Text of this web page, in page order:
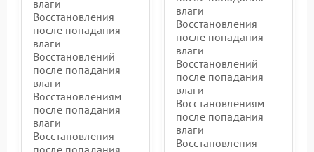
влаги
Восстановления
после попадания
влаги
Восстановлений
после попадания
влаги
Восстановлениям
после попадания
влаги
Восстановления
после попадания
влаги
Восстановления
после попадания
влаги
Восстановлений
после попадания
влаги
Восстановлениям
после попадания
влаги
Восстановления